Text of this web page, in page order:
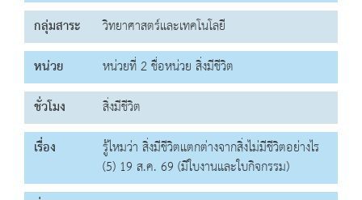
กลุ่มสาระ
วิทยาศาสตร์และเทคโนโลยี
หน่วย
หน่วยที่ 2 ชื่อหน่วย สิ่งมีชีวิต
ชั่วโมง
สิ่งมีชีวิต
เรื่อง
รู้ไหมว่า สิ่งมีชีวิตแตกต่างจากสิ่งไม่มีชีวิตอย่างไร
(5) 19 ส.ค. 69 (มีใบงานและใบกิจกรรม)